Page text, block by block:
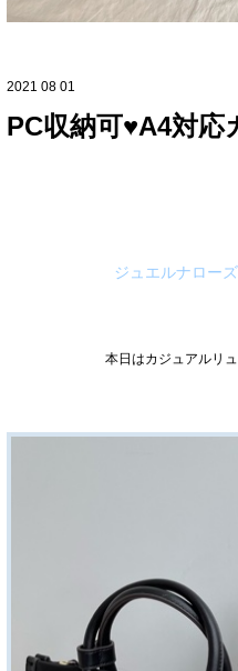
2021 08 01
PC収納可♥A4対応
ジュエルナローズ
本日はカジュアルリ